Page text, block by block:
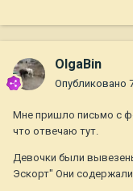
OlgaBin
Опубликовано
Мне пришло письмо с
что отвечаю тут.
Девочки были
Эскорт" Они